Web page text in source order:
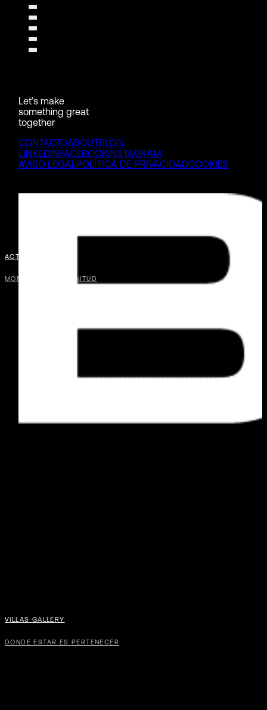
ACTTIV
MOMENTOS DE PLENITUD
VILLAS GALLERY
DONDE ESTAR ES PERTENECER
Let’s make
something great
together
CONTACTOABOUTBLOG
LINKEDINFACEBOOKINSTAGRAM
AVISO LEGAL POLÍTICA DE PRIVACIDADCOOKIES